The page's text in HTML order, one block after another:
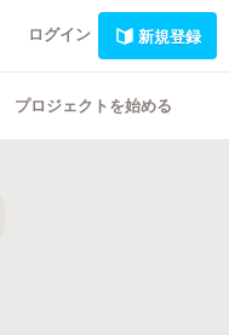
ログイン 新規登録
プロジェクトを始める